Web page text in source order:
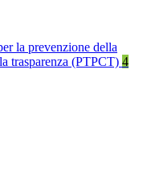
la prevenzione della
trasparenza (PTPCT) 4